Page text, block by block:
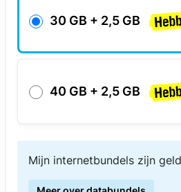
30 GB + 2,5 GB
40 GB + 2,5 GB
Mijn internetbundels zijn